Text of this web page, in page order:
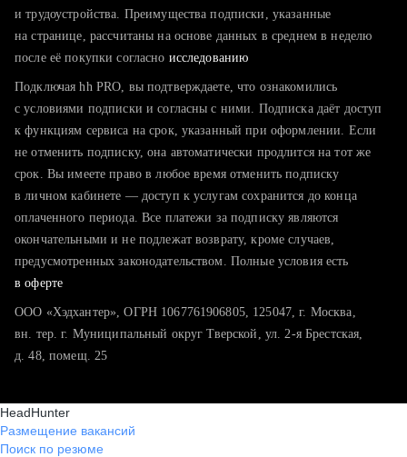
тратите много времени на поиск и вручную поднимаете
хотите сравнить себя с конкурентами и оценить шансы
и трудоустройства. Преимущества подписки, указанные
на странице, рассчитаны на основе данных в среднем в неделю
после её покупки согласно исследованию
Подключая hh PRO, вы подтверждаете, что ознакомились
с условиями подписки и согласны с ними. Подписка даёт доступ
к функциям сервиса на срок, указанный при оформлении. Если
не отменить подписку, она автоматически продлится на тот же
срок. Вы имеете право в любое время отменить подписку
в личном кабинете — доступ к услугам сохранится до конца
оплаченного периода. Все платежи за подписку являются
окончательными и не подлежат возврату, кроме случаев,
предусмотренных законодательством. Полные условия есть
в оферте
ООО «Хэдхантер», ОГРН 1067761906805, 125047, г. Москва,
вн. тер. г. Муниципальный округ Тверской, ул. 2-я Брестская,
д. 48, помещ. 25
HeadHunter
Размещение вакансий
Поиск по резюме